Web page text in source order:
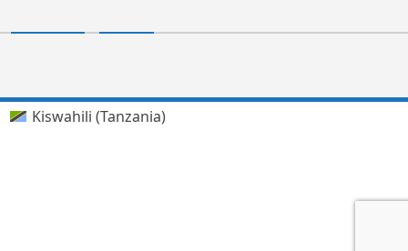
Kiswahili (Tanzania)